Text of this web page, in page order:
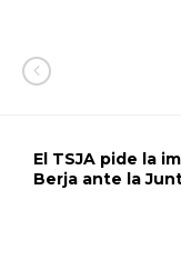
El TSJA pide la
Berja ante la